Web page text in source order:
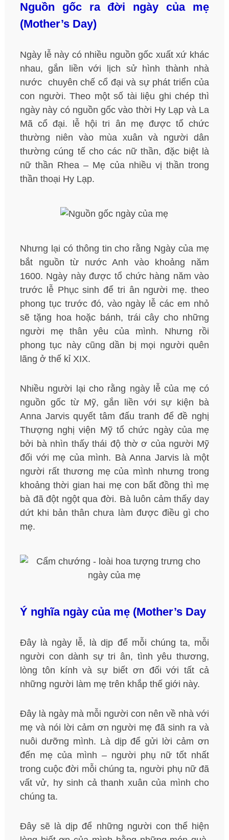
Nguồn gốc ra đời ngày của mẹ
(Mother’s Day)
Ngày lễ này có nhiều nguồn gốc xuất xứ khác
nhau, gắn liền với lịch sử hình thành nhà
nước chuyên chế cổ đại và sự phát triển của
con người. Theo một số tài liệu ghi chép thì
ngày này có nguồn gốc vào thời Hy Lạp và La
Mã cổ đại. lễ hội tri ân mẹ được tổ chức
thường niên vào mùa xuân và người dân
thường cúng tế cho các nữ thần, đặc biệt là
nữ thần Rhea – Mẹ của nhiều vị thần trong
thần thoại Hy Lạp.
Nhưng lại có thông tin cho rằng Ngày của mẹ
bắt nguồn từ nước Anh vào khoảng năm
1600. Ngày này được tổ chức hàng năm vào
trước lễ Phục sinh để tri ân người mẹ. theo
phong tục trước đó, vào ngày lễ các em nhỏ
sẽ tặng hoa hoặc bánh, trái cây cho những
người mẹ thân yêu của mình. Nhưng rồi
phong tục này cũng dần bị mọi người quên
lãng ở thế kỉ XIX.
Nhiều người lại cho rằng ngày lễ của mẹ có
nguồn gốc từ Mỹ, gắn liền với sự kiện bà
Anna Jarvis quyết tâm đấu tranh để đề nghị
Thượng nghị viện Mỹ tổ chức ngày của mẹ
bởi bà nhìn thấy thái độ thờ ơ của người Mỹ
đối với mẹ của mình. Bà Anna Jarvis là một
người rất thương mẹ của mình nhưng trong
khoảng thời gian hai mẹ con bất đồng thì mẹ
bà đã đột ngột qua đời. Bà luôn cảm thấy day
dứt khi bản thân chưa làm được điều gì cho
mẹ.
Ý nghĩa ngày của mẹ (Mother’s Day
Đây là ngày lễ, là dịp để mỗi chúng ta, mỗi
người con dành sự tri ân, tình yêu thương,
lòng tôn kính và sự biết ơn đối với tất cả
những người làm mẹ trên khắp thế giới này.
Đây là ngày mà mỗi người con nên về nhà với
mẹ và nói lời cảm ơn người mẹ đã sinh ra và
nuôi dưỡng mình. Là dịp để gửi lời cảm ơn
đến mẹ của mình – người phụ nữ tốt nhất
trong cuộc đời mỗi chúng ta, người phụ nữ đã
vất vử, hy sinh cả thanh xuân của mình cho
chúng ta.
Đây sẽ là dịp để những người con thể hiện